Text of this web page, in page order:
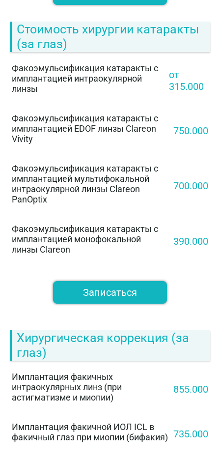
Стоимость хирургии катаракты
(за глаз)
Факоэмульсификация катаракты с
имплантацией интраокулярной
линзы
от
315.000
Факоэмульсификация катаракты с
имплантацией EDOF линзы Clareon
Vivity
750.000
Факоэмульсификация катаракты с
имплантацией мультифокальной
интраокулярной линзы Clareon
PanOptix
700.000
Факоэмульсификация катаракты с
имплантацией монофокальной
линзы Clareon
390.000
Записаться
Хирургическая коррекция (за
глаз)
Имплантация факичных
интраокулярных линз (при
астигматизме и миопии)
855.000
Имплантация факичной ИОЛ ICL в
факичный глаз при миопии (бифакия) 735.000